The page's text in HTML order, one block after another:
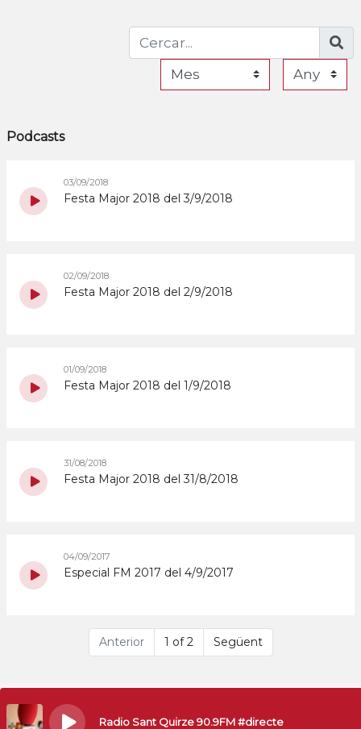
Podcasts
03/09/2018
Festa Major 2018 del 3/9/2018
02/09/2018
Festa Major 2018 del 2/9/2018
01/09/2018
Festa Major 2018 del 1/9/2018
31/08/2018
Festa Major 2018 del 31/8/2018
04/09/2017
Especial FM 2017 del 4/9/2017
Anterior 1 of 2 Següent
Radio Sant Quirze 90.9FM #directe